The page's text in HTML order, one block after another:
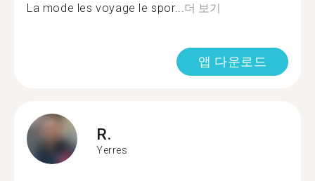
La mode les voyage le spor...더 보기
앱 다운로드
R.
Yerres